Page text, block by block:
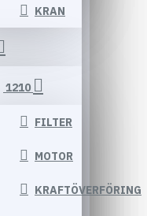
KRAN
1210
FILTER
MOTOR
KRAFTÖVERFÖRING